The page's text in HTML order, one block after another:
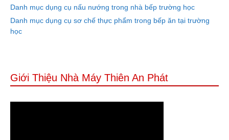
Danh mục dụng cụ nấu nướng trong nhà bếp trường học
Danh mục dụng cụ sơ chế thực phẩm trong bếp ăn tại trường
học
Giới Thiệu Nhà Máy Thiên An Phát